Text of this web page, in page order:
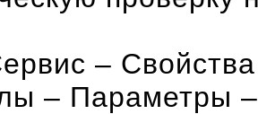
–
– Параметры